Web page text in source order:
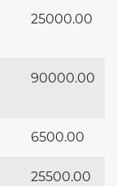
25000.00
90000.00
6500.00
25500.00